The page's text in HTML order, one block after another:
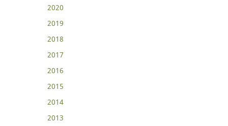
2020
2019
2018
2017
2016
2015
2014
2013